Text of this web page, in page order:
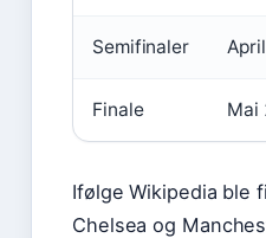
Semifinaler
Finale Mai
Ifølge Wikipedia ble
Chelsea og